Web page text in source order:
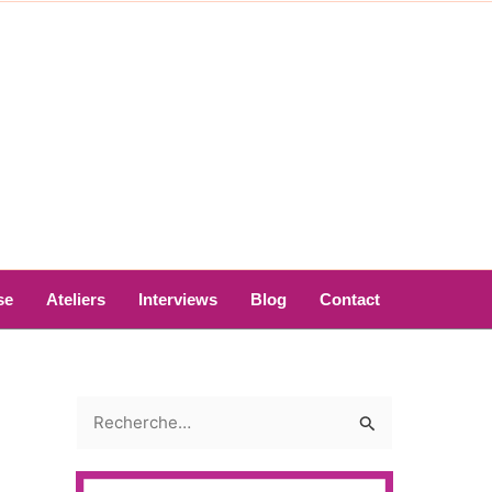
Ateliers Interviews Blog Contact
c